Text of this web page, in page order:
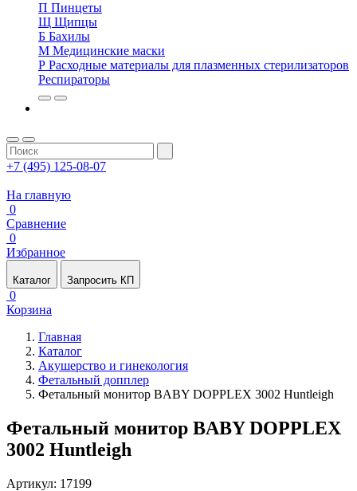
П Пинцеты
Щ Щипцы
Б Бахилы
М Медицинские маски
Р Расходные материалы для плазменных стерилизаторов
Респираторы
+7 (495) 125-08-07
На главную
0
Сравнение
0
Избранное
Каталог Запросить КП
0
Корзина
Главная
Каталог
Акушерство и гинекология
Фетальный допплер
Фетальный монитор BABY DOPPLEX 3002 Huntleigh
Фетальный монитор BABY DOPPLEX
3002 Huntleigh
Артикул: 17199